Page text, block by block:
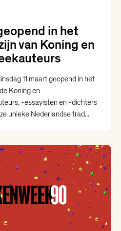
in het
van Koning en
11 maart geopend in het
Koning en
-essayisten en -dichters
unieke Nederlandse trad...